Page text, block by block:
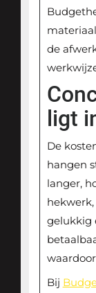
de
ligt
De
hangen
langer,
gelukkig
Bij